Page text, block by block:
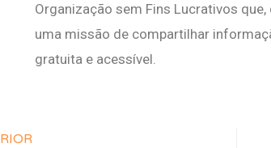
Organização sem Fins Lucrativos
uma missão de compartilhar
gratuita e acessível.